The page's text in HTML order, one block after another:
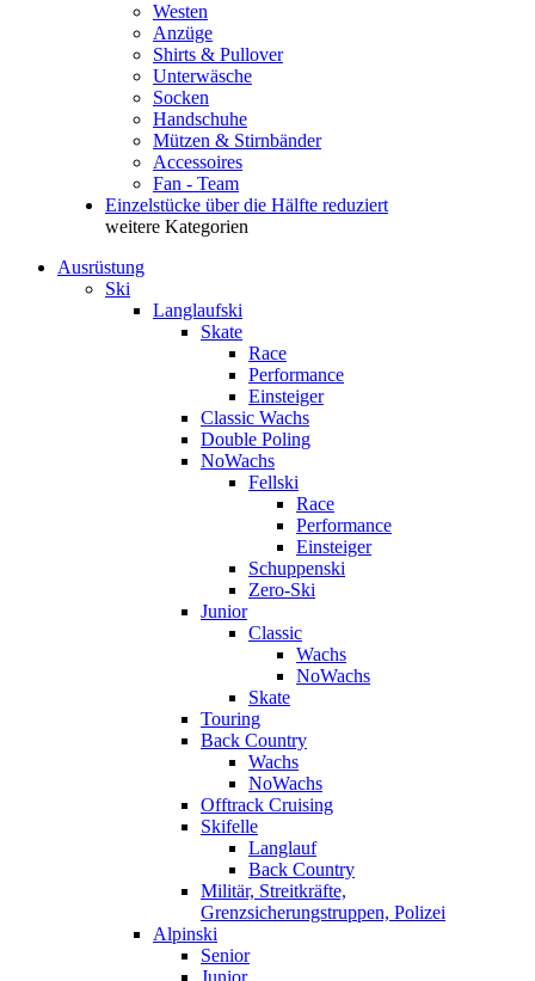
Westen
Anzüge
Shirts & Pullover
Unterwäsche
Socken
Handschuhe
Mützen & Stirnbänder
Accessoires
Fan - Team
Einzelstücke über die Hälfte reduziert
weitere Kategorien
Ausrüstung
Ski
Langlaufski
Skate
Race
Performance
Einsteiger
Classic Wachs
Double Poling
NoWachs
Fellski
Race
Performance
Einsteiger
Schuppenski
Zero-Ski
Junior
Classic
Wachs
NoWachs
Skate
Touring
Back Country
Wachs
NoWachs
Offtrack Cruising
Skifelle
Langlauf
Back Country
Militär, Streitkräfte,
Grenzsicherungstruppen, Polizei
Alpinski
Senior
Junior